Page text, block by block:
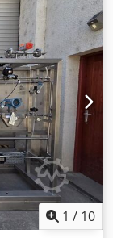
9.600
1 / 10